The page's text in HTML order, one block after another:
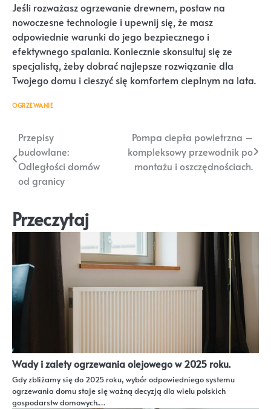
Jeśli rozważasz ogrzewanie drewnem, postaw na
nowoczesne technologie i upewnij się, że masz
odpowiednie warunki do jego bezpiecznego i
efektywnego spalania. Koniecznie skonsultuj się ze
specjalistą, żeby dobrać najlepsze rozwiązanie dla
Twojego domu i cieszyć się komfortem cieplnym na lata.
OGRZEWANIE
Nawigacja
wpisu
Przepisy
budowlane:
Odległości domów
od granicy
Pompa ciepła powietrzna –
kompleksowy przewodnik po
montażu i oszczędnościach.
Przeczytaj
Wady i zalety ogrzewania olejowego w 2025 roku.
Gdy zbliżamy się do 2025 roku, wybór odpowiedniego systemu
ogrzewania domu staje się ważną decyzją dla wielu polskich
gospodarstw domowych.…